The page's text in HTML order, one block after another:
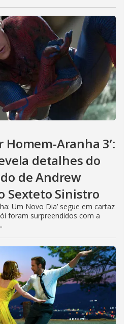
Homem-Aranha 3’:
detalhes do
de Andrew
Sexteto Sinistro
Um Novo Dia’ segue em cartaz
foram surpreendidos com a